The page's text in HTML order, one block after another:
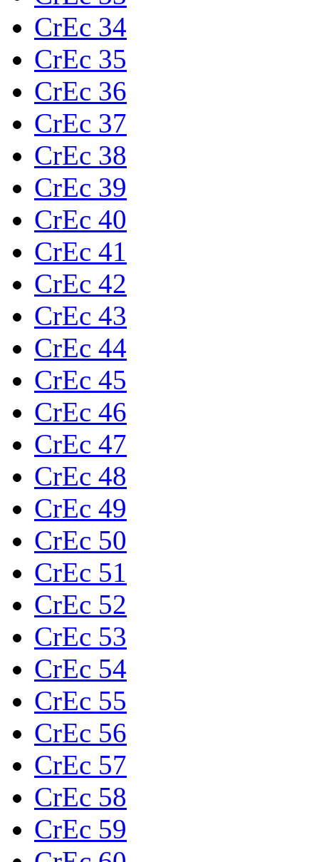
CrEc 34
CrEc 35
CrEc 36
CrEc 37
CrEc 38
CrEc 39
CrEc 40
CrEc 41
CrEc 42
CrEc 43
CrEc 44
CrEc 45
CrEc 46
CrEc 47
CrEc 48
CrEc 49
CrEc 50
CrEc 51
CrEc 52
CrEc 53
CrEc 54
CrEc 55
CrEc 56
CrEc 57
CrEc 58
CrEc 59